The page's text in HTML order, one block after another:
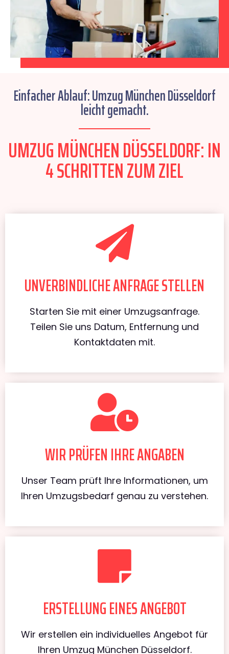
Einfacher Ablauf: Umzug München Düsseldorf
leicht gemacht.
UMZUG MÜNCHEN DÜSSELDORF: IN
4 SCHRITTEN ZUM ZIEL
UNVERBINDLICHE ANFRAGE STELLEN
Starten Sie mit einer Umzugsanfrage.
Teilen Sie uns Datum, Entfernung und
Kontaktdaten mit.
WIR PRÜFEN IHRE ANGABEN
Unser Team prüft Ihre Informationen, um
Ihren Umzugsbedarf genau zu verstehen.
ERSTELLUNG EINES ANGEBOT
Wir erstellen ein individuelles Angebot für
Ihren Umzug München Düsseldorf.